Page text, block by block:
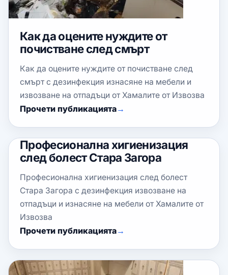
Как да оцените нуждите от
почистване след смърт
Как да оцените нуждите от почистване след
смърт с дезинфекция изнасяне на мебели и
извозване на отпадъци от Хамалите от Извозва
Прочети публикацията
Професионална хигиенизация
след болест Стара Загора
Професионална хигиенизация след болест
Стара Загора с дезинфекция извозване на
отпадъци и изнасяне на мебели от Хамалите от
Извозва
Прочети публикацията